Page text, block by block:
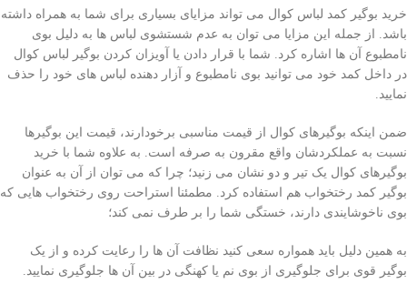
خرید بوگیر کمد لباس کوال می تواند مزایای بسیاری برای شما به همراه داشته
باشد. از جمله این مزایا می توان به عدم شستشوی لباس ها به دلیل بوی
نامطبوع آن ها اشاره کرد. شما با قرار دادن یا آویزان کردن بوگیر لباس کوال
در داخل کمد خود می توانید بوی نامطبوع و آزار دهنده لباس های خود را حذف
نمایید.
ضمن اینکه بوگیرهای کوال از قیمت مناسبی برخودارند، قیمت این بوگیرها
نسبت به عملکردشان واقع مقرون به صرفه است. به علاوه شما با خرید
بوگیرهای کوال یک تیر و دو نشان می زنید؛ چرا که می توان از آن به عنوان
بوگیر کمد رختخواب هم استفاده کرد. مطمئنا استراحت روی رختخواب هایی که
بوی ناخوشایندی دارند، خستگی شما را بر طرف نمی کند؛
به همین دلیل باید همواره سعی کنید نظافت آن ها را رعایت کرده و از یک
بوگیر قوی برای جلوگیری از بوی نم یا کهنگی در بین آن ها جلوگیری نمایید.